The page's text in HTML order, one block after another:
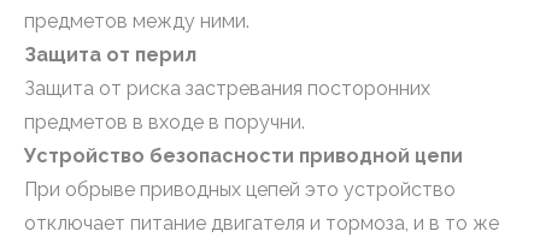
предметов между ними.
Защита от перил
Защита от риска застревания посторонних
предметов в входе в поручни.
Устройство безопасности приводной цепи
При обрыве приводных цепей это устройство
отключает питание двигателя и тормоза, и в то же